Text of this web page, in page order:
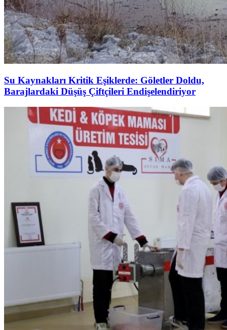
Su Kaynakları Kritik Eşiklerde: Göletler Doldu,
Barajlardaki Düşüş Çiftçileri Endişelendiriyor